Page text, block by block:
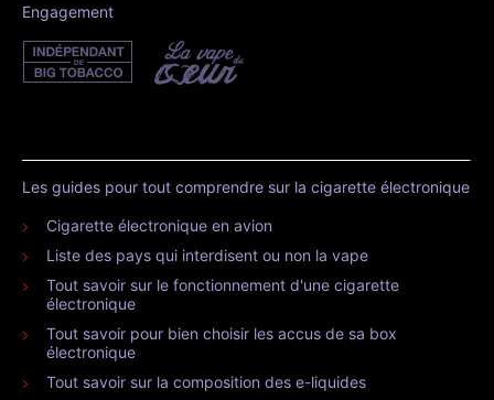
Engagement
Les guides pour tout comprendre sur la cigarette électronique
Cigarette électronique en avion
Liste des pays qui interdisent ou non la vape
Tout savoir sur le fonctionnement d'une cigarette
électronique
Tout savoir pour bien choisir les accus de sa box
électronique
Tout savoir sur la composition des e-liquides